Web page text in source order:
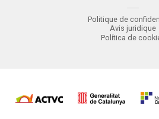
Politique de
Avis juridique
Política de